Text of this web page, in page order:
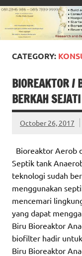
CATEGORY:
BIOREAKTOR /
BERKAH SEJATI
October 26, 2017
Bioreaktor Aerob
Septik tank
teknologi sudah
menggunakan
mencemari
yang dapat
Biru Bioreaktor
biofilter hadir
Biru Bioreaktor